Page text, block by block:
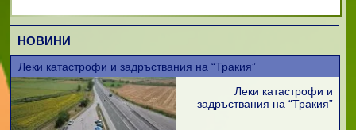
НОВИНИ
Леки катастрофи и задръствания на “Тракия”
Леки катастрофи и
задръствания на “Тракия”